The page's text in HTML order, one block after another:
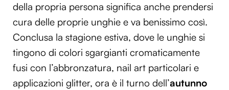
della propria persona significa anche prendersi
cura delle proprie unghie e va benissimo così.
Conclusa la stagione estiva, dove le unghie si
tingono di colori sgargianti cromaticamente
fusi con l’abbronzatura, nail art particolari e
applicazioni glitter, ora è il turno dell’autunno